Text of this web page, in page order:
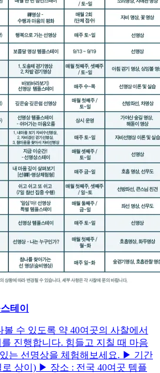
테이
수 있도록 약 40여곳의 사찰에서
진행합니다. 힘들고 지칠 때 마음
는 선명상을 체험해보세요. ▶ 기간
로 상이) ▶ 장소 : 전국 40여곳 템플